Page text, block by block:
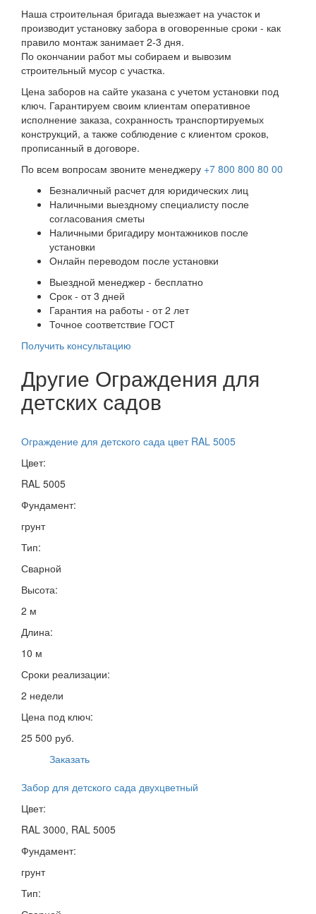
Наша строительная бригада выезжает на участок и
производит установку забора в оговоренные сроки - как
правило монтаж занимает 2-3 дня.
По окончании работ мы собираем и вывозим
строительный мусор с участка.
Цена заборов на сайте указана с учетом установки под
ключ. Гарантируем своим клиентам оперативное
исполнение заказа, сохранность транспортируемых
конструкций, а также соблюдение с клиентом сроков,
прописанный в договоре.
По всем вопросам звоните менеджеру +7 800 800 80 00
Безналичный расчет для юридических лиц
Наличными выездному специалисту после
согласования сметы
Наличными бригадиру монтажников после
установки
Онлайн переводом после установки
Выездной менеджер - бесплатно
Срок - от 3 дней
Гарантия на работы - от 2 лет
Точное соответствие ГОСТ
Получить консультацию
Другие Ограждения для
детских садов
Ограждение для детского сада цвет RAL 5005
Цвет:
RAL 5005
Фундамент:
грунт
Тип:
Сварной
Высота:
2 м
Длина:
10 м
Сроки реализации:
2 недели
Цена под ключ:
25 500 руб.
Заказать
Забор для детского сада двухцветный
Цвет:
RAL 3000, RAL 5005
Фундамент:
грунт
Тип: